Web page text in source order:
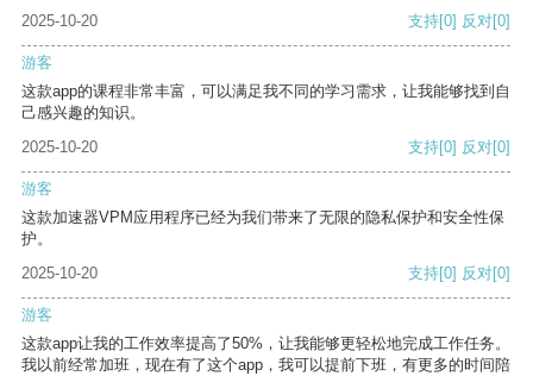
2025-10-20 支持[0] 反对[0]
游客
这款app的课程非常丰富，可以满足我不同的学习需求，让我能够找到自
己感兴趣的知识。
2025-10-20
支持[0] 反对[0]
游客
这款加速器VPM应用程序已经为我们带来了无限的隐私保护和安全性保
护。
2025-10-20
支持[0] 反对[0]
游客
这款app让我的工作效率提高了50%，让我能够更轻松地完成工作任务。
我以前经常加班，现在有了这个app，我可以提前下班，有更多的时间陪